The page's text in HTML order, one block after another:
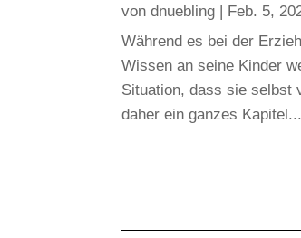
vondnuebling Feb. 5,
Während es bei der
Wissen an seine Kinder
Situation, dass sie selbst
daher ein ganzes Kapitel...